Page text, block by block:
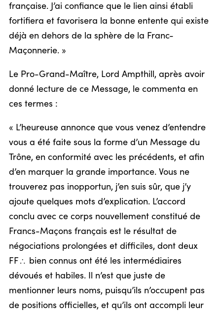
française. J’ai confiance que le lien ainsi établi
fortifiera et favorisera la bonne entente qui existe
déjà en dehors de la sphère de la Franc-
Maçonnerie. »
Le Pro-Grand-Maître, Lord Ampthill, après avoir
donné lecture de ce Message, le commenta en
ces termes :
« L’heureuse annonce que vous venez d’entendre
vous a été faite sous la forme d’un Message du
Trône, en conformité avec les précédents, et afin
d’en marquer la grande importance. Vous ne
trouverez pas inopportun, j’en suis sûr, que j’y
ajoute quelques mots d’explication. L’accord
conclu avec ce corps nouvellement constitué de
Francs-Maçons français est le résultat de
négociations prolongées et difficiles, dont deux
FF /
bien connus ont été les intermédiaires
dévoués et habiles. Il n’est que juste de
mentionner leurs noms, puisqu’ils n’occupent pas
de positions officielles, et qu’ils ont accompli leur